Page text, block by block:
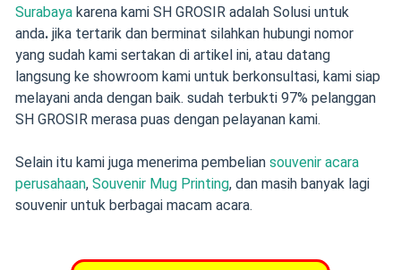
Surabayakarena kami SH GROSIR adalah Solusi untuk
anda. jika tertarik dan berminat silahkan hubungi nomor
yang sudah kami sertakan di artikel ini, atau datang
langsung ke showroom kami untuk berkonsultasi, kami siap
melayani anda dengan baik. sudah terbukti 97% pelanggan
SH GROSIR merasa puas dengan pelayanan kami.
Selain itu kami juga menerima pembelian souvenir acara
perusahaan, Souvenir Mug Printing, dan masih banyak lagi
souvenir untuk berbagai macam acara.